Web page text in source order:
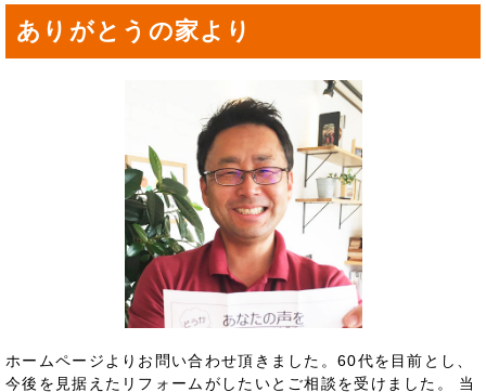
ありがとうの家より
ホームページよりお問い合わせ頂きました。60代を目前とし、
今後を見据えたリフォームがしたいとご相談を受けました。 当